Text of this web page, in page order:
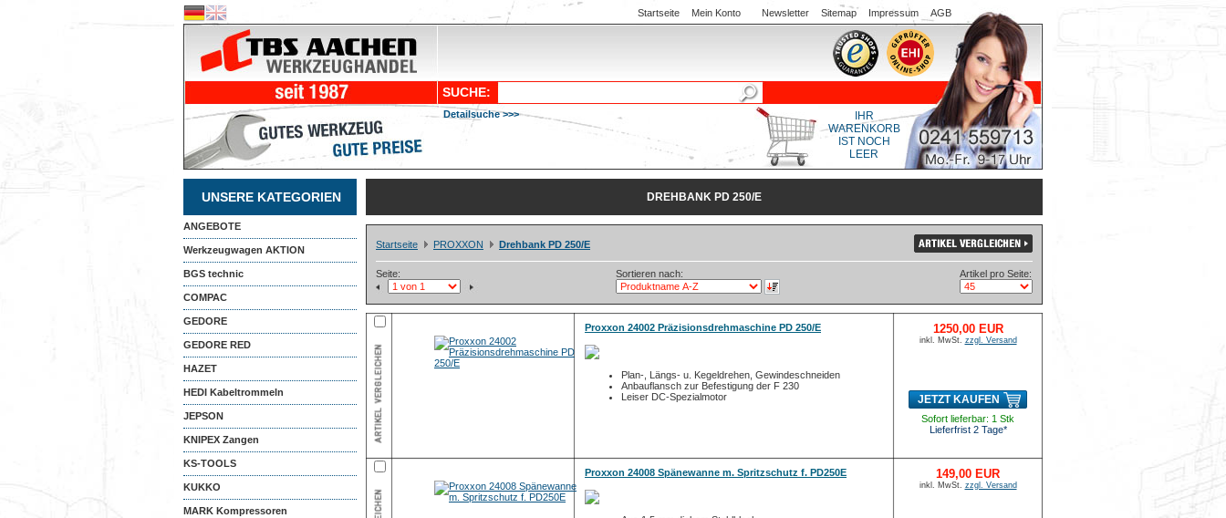
Startseite Mein Konto Newsletter Sitemap Impressum AGB
SUCHE:
Detailsuche >>>
IHR
WARENKORB
IST NOCH
LEER
UNSERE KATEGORIEN
ANGEBOTE
Werkzeugwagen AKTION
BGS technic
COMPAC
GEDORE
GEDORE RED
HAZET
HEDI Kabeltrommeln
JEPSON
KNIPEX Zangen
KS-TOOLS
KUKKO
MARK Kompressoren
DREHBANK PD 250/E
Startseite PROXXON Drehbank PD 250/E
Seite: Sortieren nach: Artikel pro Seite:
Proxxon 24002 Präzisionsdrehmaschine PD 250/E
Plan-, Längs- u. Kegeldrehen, Gewindeschneiden
Anbauflansch zur Befestigung der F 230
Leiser DC-Spezialmotor
1250,00 EUR
inkl. MwSt. zzgl. Versand
JETZT KAUFEN
Sofort lieferbar: 1 Stk
Lieferfrist 2 Tage*
Proxxon 24008 Spänewanne m. Spritzschutz f. PD250E 149,00 EUR
inkl. MwSt. zzgl. Versand